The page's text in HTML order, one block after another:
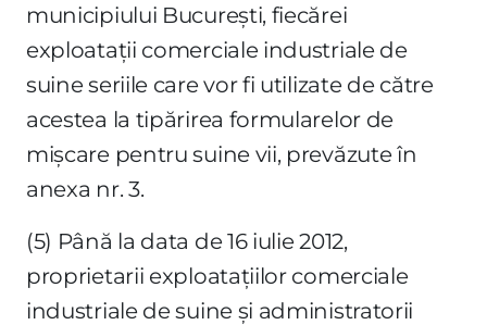
municipiului Bucureşti, fiecărei
exploataţii comerciale industriale de
suine seriile care vor fi utilizate de către
acestea la tipărirea formularelor de
mişcare pentru suine vii, prevăzute în
anexa nr. 3.
(5) Până la data de 16 iulie 2012,
proprietarii exploataţiilor comerciale
industriale de suine şi administratorii